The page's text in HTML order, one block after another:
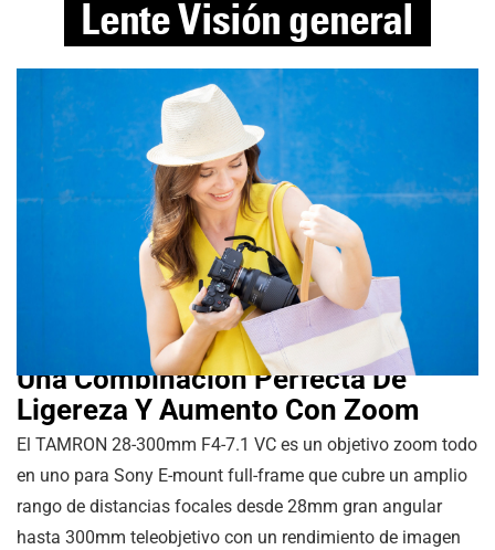
LenteVisión general
Una Combinación Perfecta De
Ligereza Y Aumento Con Zoom
El TAMRON 28-300mm F4-7.1 VC es un objetivo zoom todo
en uno para Sony E-mount full-frame que cubre un amplio
rango de distancias focales desde 28mm gran angular
hasta 300mm teleobjetivo con un rendimiento de imagen